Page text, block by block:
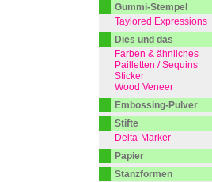
Gummi-Stempel
Taylored Expressions
Dies und das
Farben & ähnliches
Pailletten / Sequins
Sticker
Wood Veneer
Embossing-Pulver
Stifte
Delta-Marker
Papier
Stanzformen